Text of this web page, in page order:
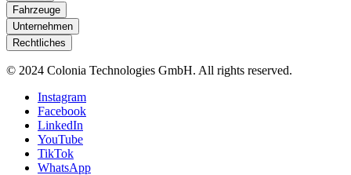
Fahrzeuge
Unternehmen
Rechtliches
© 2024 Colonia Technologies GmbH. All rights reserved.
Instagram
Facebook
LinkedIn
YouTube
TikTok
WhatsApp